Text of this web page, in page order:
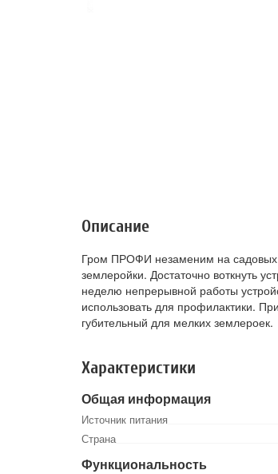
Описание
Гром ПРОФИ незаменим на садовых
землеройки. Достаточно воткнуть
неделю непрерывной работы
использовать для профилактики.
губительный для мелких землероек.
Характеристики
Общая информация
Источник питания
Страна
Функциональность